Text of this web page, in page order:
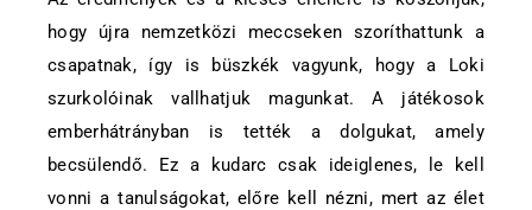
hogy újra nemzetközi meccseken szoríthattunk a
csapatnak, így is büszkék vagyunk, hogy a Loki
szurkolóinak vallhatjuk magunkat. A játékosok
emberhátrányban is tették a dolgukat, amely
becsülendő. Ez a kudarc csak ideiglenes, le kell
vonni a tanulságokat, előre kell nézni, mert az élet